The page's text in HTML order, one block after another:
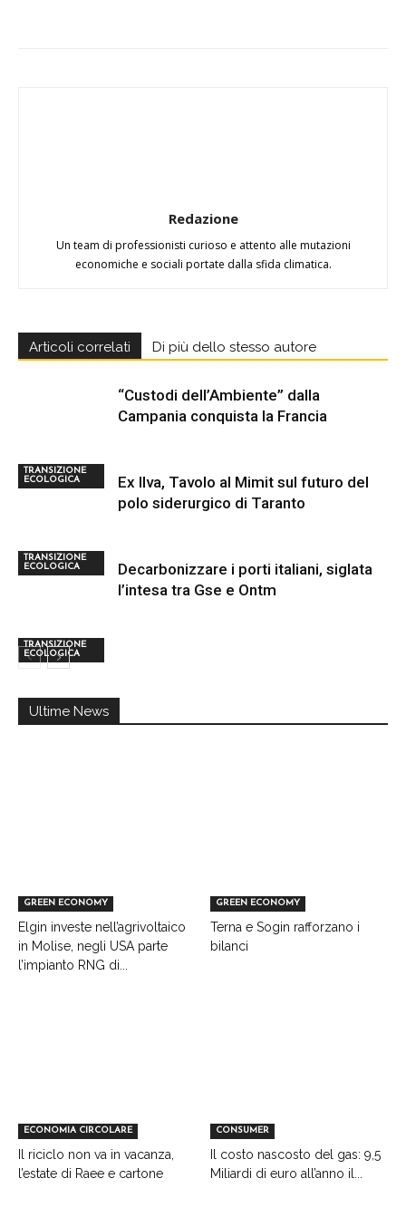
Redazione
Un team di professionisti curioso e attento alle mutazioni
economiche e sociali portate dalla sfida climatica.
Articoli correlati Di più dello stesso autore
TRANSIZIONE
ECOLOGICA
“Custodi dell’Ambiente” dalla
Campania conquista la Francia
TRANSIZIONE
ECOLOGICA
Ex Ilva, Tavolo al Mimit sul futuro del
polo siderurgico di Taranto
TRANSIZIONE
ECOLOGICA
Decarbonizzare i porti italiani, siglata
l’intesa tra Gse e Ontm
Ultime News
GREEN ECONOMY
Elgin investe nell’agrivoltaico
in Molise, negli USA parte
l’impianto RNG di...
GREEN ECONOMY
Terna e Sogin rafforzano i
bilanci
ECONOMIA CIRCOLARE
Il riciclo non va in vacanza,
l’estate di Raee e cartone
CONSUMER
Il costo nascosto del gas: 9,5
Miliardi di euro all’anno il...